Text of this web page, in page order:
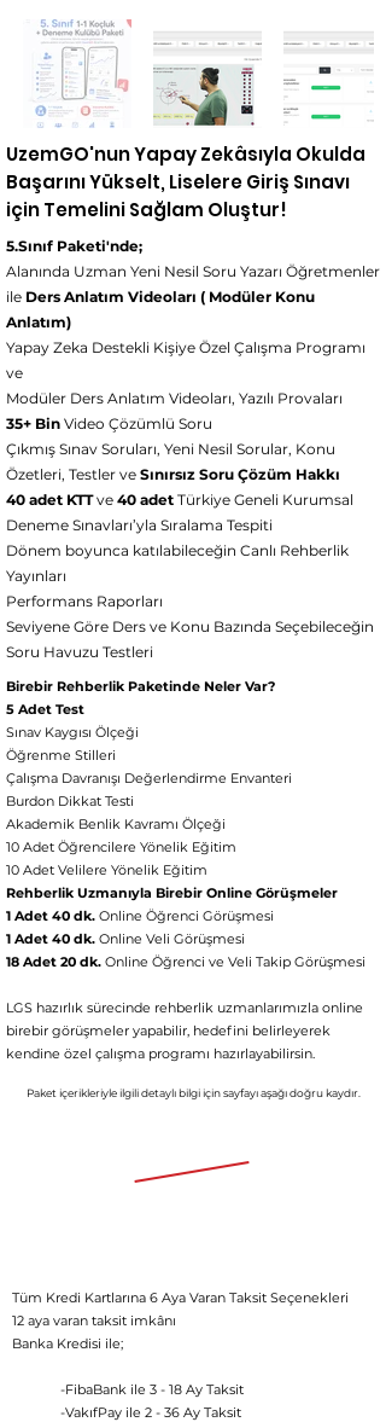
UzemGO'nun Yapay Zekâsıyla Okulda
Başarını Yükselt, Liselere Giriş Sınavı
için Temelini Sağlam Oluştur!
5.Sınıf Paketi'nde;
Alanında Uzman Yeni Nesil Soru Yazarı Öğretmenler
ile Ders Anlatım Videoları ( Modüler Konu
Anlatım)
Yapay Zeka Destekli Kişiye Özel Çalışma Programı
ve
Modüler Ders Anlatım Videoları, Yazılı Provaları
35+ Bin Video Çözümlü Soru
Çıkmış Sınav Soruları, Yeni Nesil Sorular, Konu
Özetleri, Testler ve Sınırsız Soru Çözüm Hakkı
40 adet KTTve 40 adet Türkiye Geneli Kurumsal
Deneme Sınavları’yla Sıralama Tespiti
Dönem boyunca katılabileceğin Canlı Rehberlik
Yayınları
Performans Raporları
Seviyene Göre Ders ve Konu Bazında Seçebileceğin
Soru Havuzu Testleri
Birebir Rehberlik Paketinde Neler Var?
5 Adet Test
Sınav Kaygısı Ölçeği
Öğrenme Stilleri
Çalışma Davranışı Değerlendirme Envanteri
Burdon Dikkat Testi
Akademik Benlik Kavramı Ölçeği
10 Adet Öğrencilere Yönelik Eğitim
10 Adet Velilere Yönelik Eğitim
Rehberlik Uzmanıyla Birebir Online Görüşmeler
1 Adet 40 dk. Online Öğrenci Görüşmesi
1 Adet 40 dk. Online Veli Görüşmesi
18 Adet 20 dk. Online Öğrenci ve Veli Takip Görüşmesi
LGS hazırlık sürecinde rehberlik uzmanlarımızla online
birebir görüşmeler yapabilir, hedefini belirleyerek
kendine özel çalışma programı hazırlayabilirsin.
Paket içerikleriyle ilgili detaylı bilgi içinsayfayı aşağı doğru kaydır.
91.980 TL
Tüm Kredi Kartlarına 6 Aya Varan Taksit Seçenekleri
12 aya varan taksit imkânı​
Banka Kredisi ile;
-FibaBank ile 3 - 18 Ay Taksit
-VakıfPay ile 2 - 36 Ay Taksit